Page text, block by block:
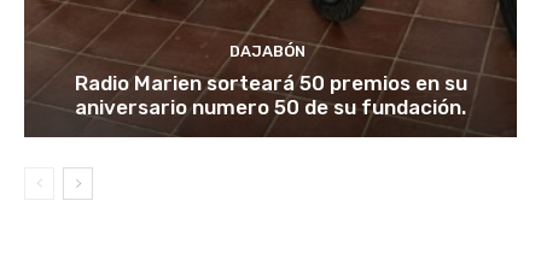
DAJABÓN
Radio Marien sorteará 50 premios en su
aniversario numero 50 de su fundación.